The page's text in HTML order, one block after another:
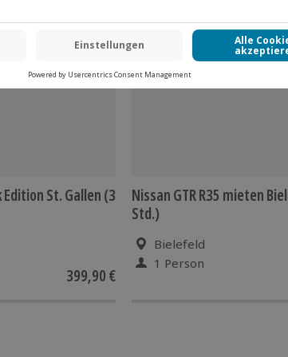
Edition St. Gallen (3
399,90 €
Nissan GTR R35 mieten
Std.)
Bielefeld
1 Person